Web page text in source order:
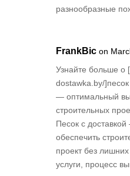
разнообразные
FrankBic on
Узнайте больше о
dostawka.by/
— оптимальный
строительных
Песок с
обеспечить
проект без
услуги, процесс